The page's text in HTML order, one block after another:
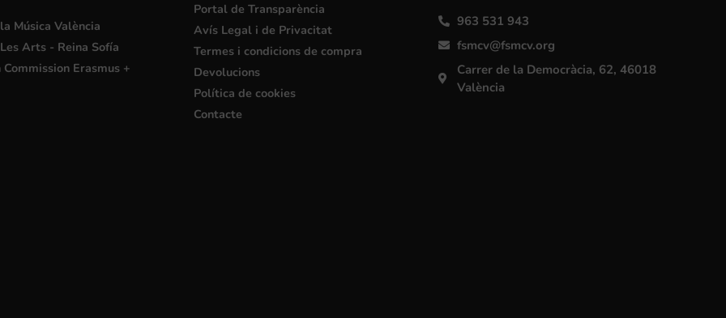
Música València
Arts - Reina Sofía
Commission Erasmus +
Portal de Transparència
Avís Legal i de Privacitat
Termes i condicions de compra
Devolucions
Política de cookies
Contacte
963 531 943
fsmcv@fsmcv.org
Carrer de la Democràcia, 62, 46018
València